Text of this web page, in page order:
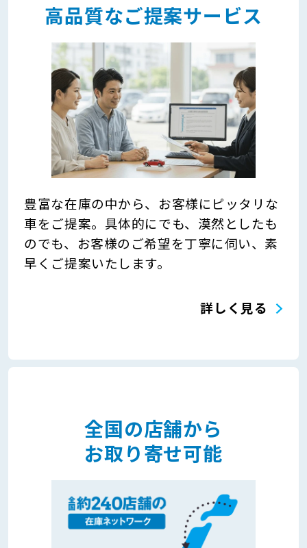
高品質なご提案サービス
豊富な在庫の中から、お客様にピッタリな
車をご提案。具体的にでも、漠然としたも
のでも、お客様のご希望を丁寧に伺い、素
早くご提案いたします。
詳しく見る
全国の店舗から
お取り寄せ可能